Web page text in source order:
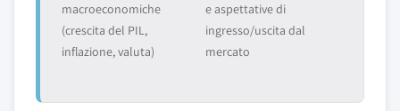
macroeconomiche
(crescita del PIL,
inflazione, valuta)
e aspettative di
ingresso/uscita dal
mercato